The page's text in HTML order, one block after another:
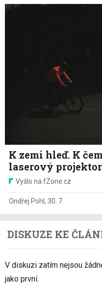
K zemi hleď. K
laserový
Vyšlo na fZone.cz
Ondřej Pohl , 30. 7.
DISKUZE KE
V diskuzi zatím nejsou
jako první.